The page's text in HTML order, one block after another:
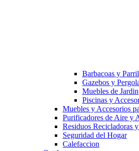
Barbacoas y
Gazebos y
Muebles de Jardin
Piscinas y
Muebles y Accesorios
Purificadores de Aire y
Residuos Recicladoras
Seguridad del Hogar
Calefaccion